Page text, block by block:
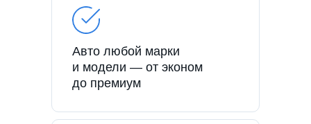
Авто любой марки
и модели — от эконом
до премиум